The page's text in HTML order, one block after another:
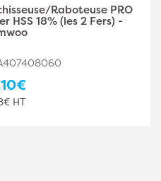
Raboteuse PRO
18% (les 2 Fers) -
HT